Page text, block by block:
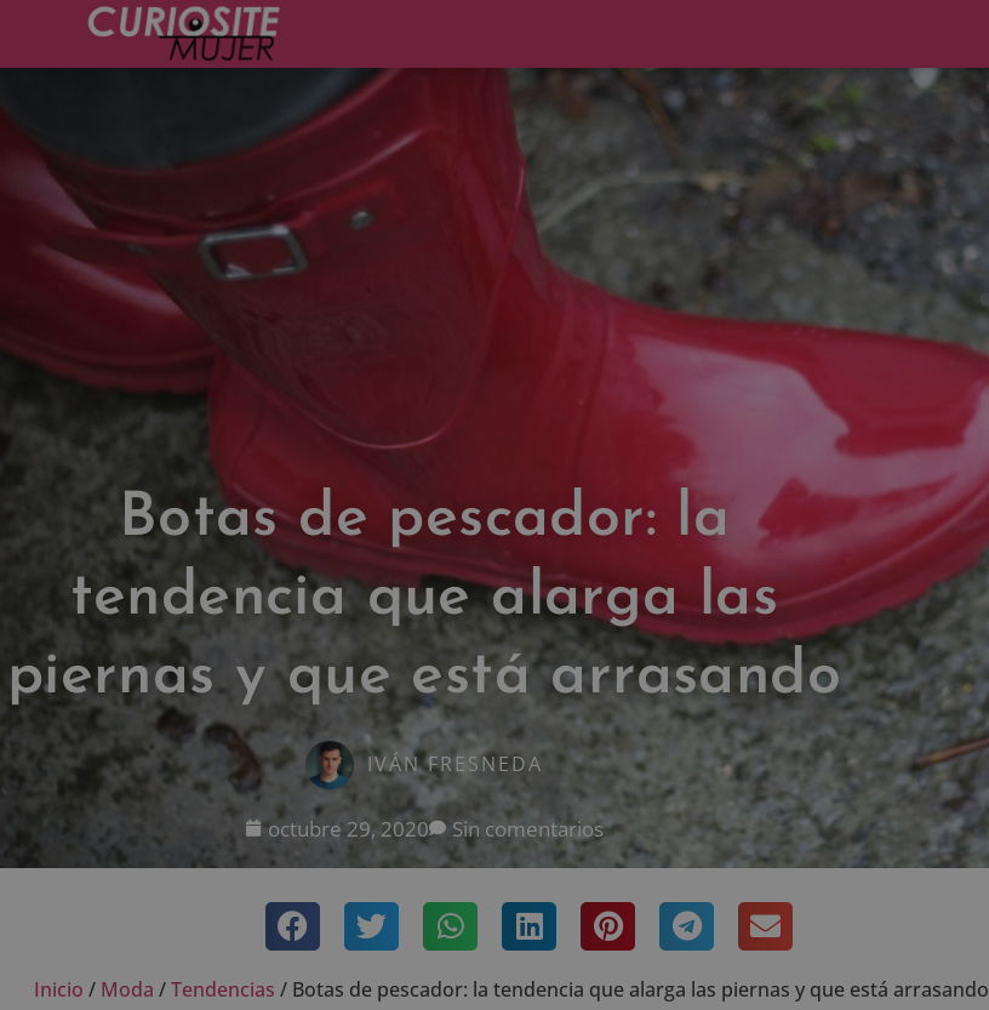
Botas de pescador: la
tendencia que alarga las
piernas y que está arrasando
IVÁN FRESNEDA
octubre 29, 2020 Sin comentarios
Inicio / Moda /Tendencias / Botas de pescador: la tendencia que alarga las piernas y que está arrasando